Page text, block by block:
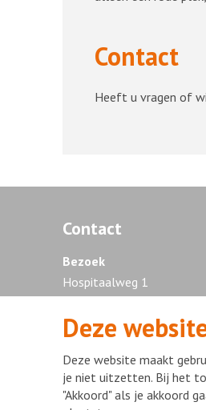
Contact
Heeft u vragen of
Contact
Bezoek
Hospitaalweg 1
1315 RA Almere
Tel. 036 - 868 88 88
DisclaimerPrivacy
Deze
Deze website maakt
je niet uitzetten. Bij het
"Akkoord" als je akkoord